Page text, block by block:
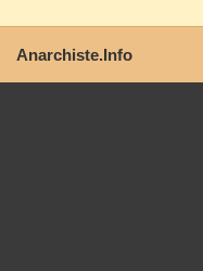
Anarchiste.Info